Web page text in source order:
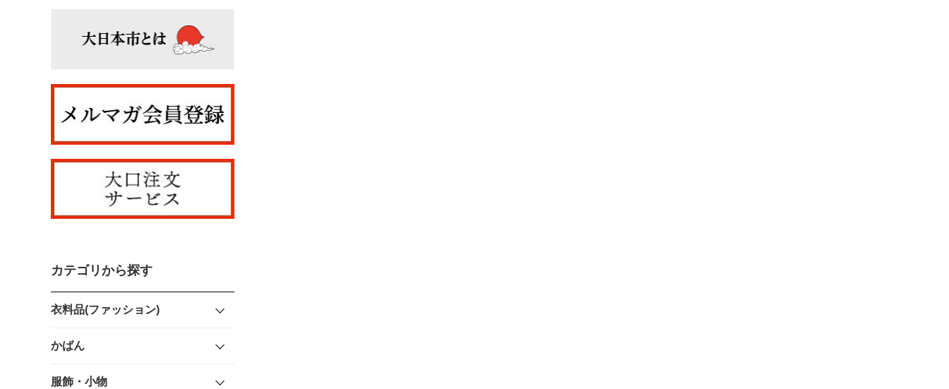
カテゴリから探す
衣料品(ファッション)
かばん
服飾・小物